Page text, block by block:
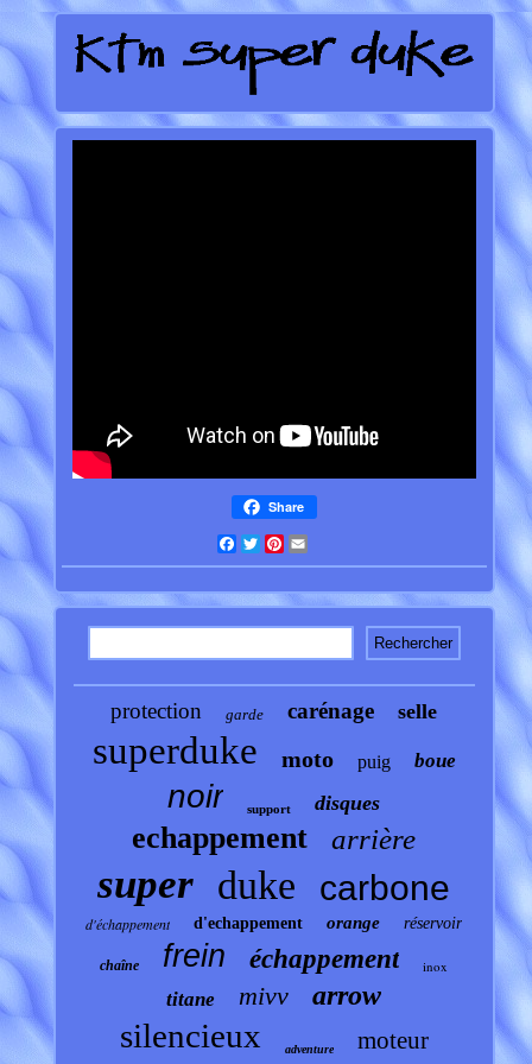
Share
Facebook
TwitterPinterest
protection garde carénage selle
superduke moto puig boue
noir support disques
echappement arrière
super duke carbone
d'échappement d'echappement orange réservoir
chaîne frein échappement inox
titane mivv arrow
silencieux adventure moteur